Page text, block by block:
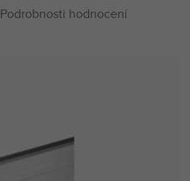
Podrobnosti hodnocení